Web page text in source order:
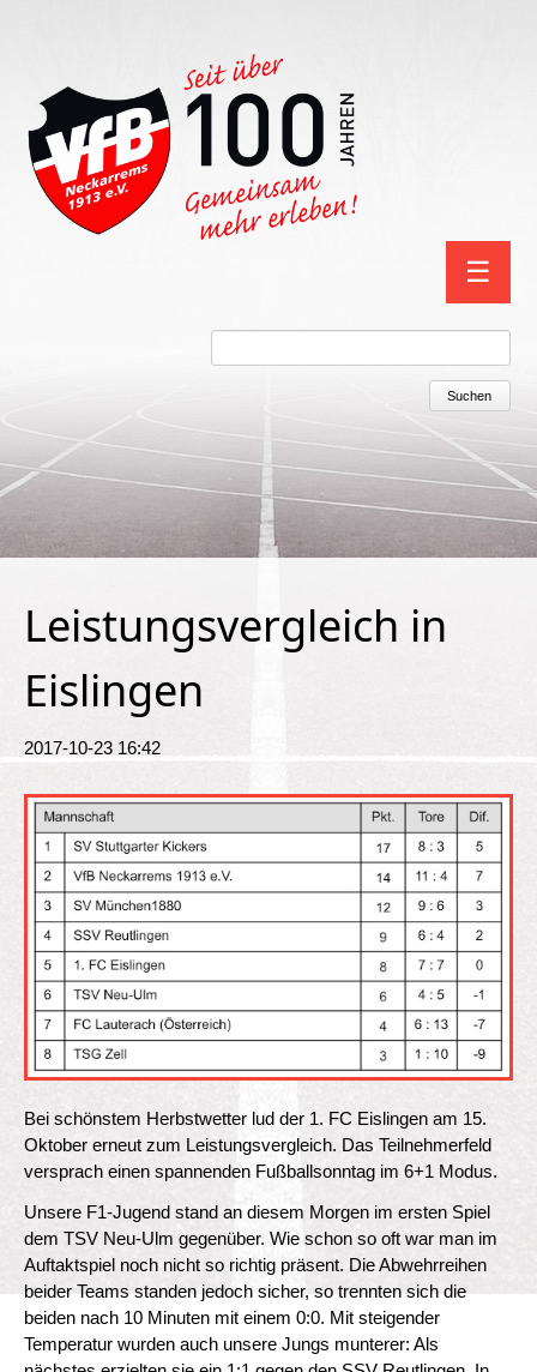
☰
Suchen
Leistungsvergleich in
Eislingen
2017-10-23 16:42
Bei schönstem Herbstwetter lud der 1. FC Eislingen am 15.
Oktober erneut zum Leistungsvergleich. Das Teilnehmerfeld
versprach einen spannenden Fußballsonntag im 6+1 Modus.
Unsere F1-Jugend stand an diesem Morgen im ersten Spiel
dem TSV Neu-Ulm gegenüber. Wie schon so oft war man im
Auftaktspiel noch nicht so richtig präsent. Die Abwehrreihen
beider Teams standen jedoch sicher, so trennten sich die
beiden nach 10 Minuten mit einem 0:0. Mit steigender
Temperatur wurden auch unsere Jungs munterer: Als